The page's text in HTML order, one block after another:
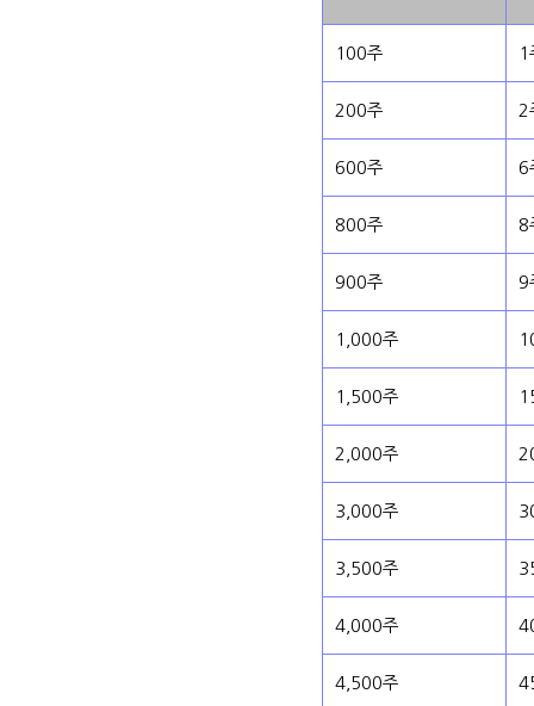
100주 1
200주 2
600주 6
800주 8
900주 9
1,000주
1,500주
2,000주
3,000주
3,500주
4,000주
4,500주